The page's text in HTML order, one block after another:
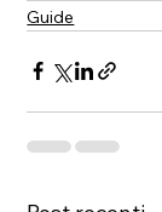
Guide